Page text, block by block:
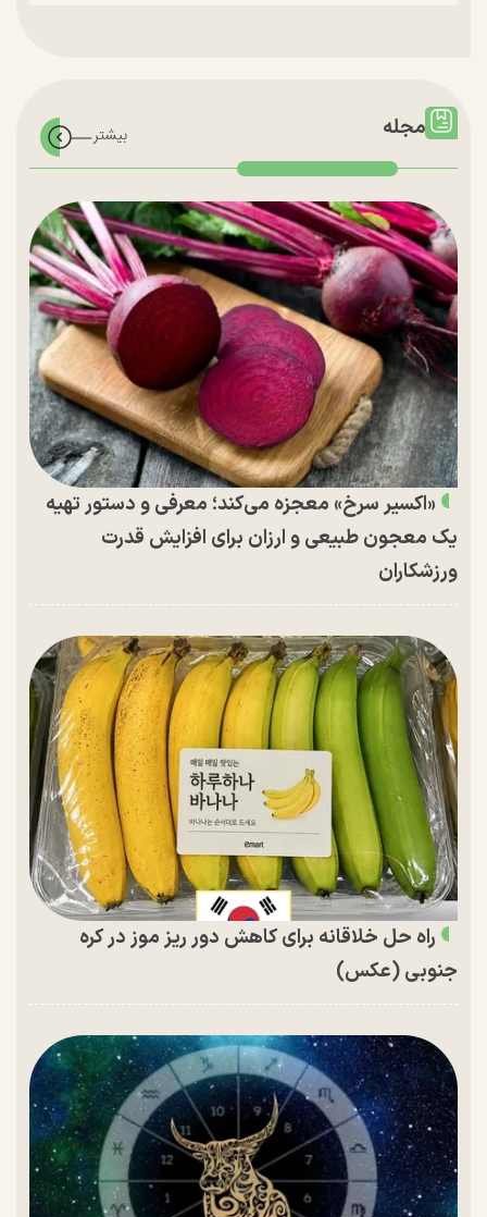
مجله
«اکسیر سرخ» معجزه می‌کند؛ معرفی و دستور تهیه
یک معجون طبیعی و ارزان برای افزایش قدرت
ورزشکاران
راه حل خلاقانه برای کاهش دور ریز موز در کره
جنوبی (عکس)